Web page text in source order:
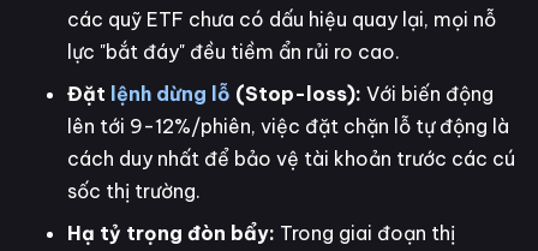
các quỹ ETF chưa có dấu hiệu quay lại, mọi nỗ
lực "bắt đáy" đều tiềm ẩn rủi ro cao.
Đặt lệnh dừng lỗ (Stop-loss): Với biến động
lên tới 9-12%/phiên, việc đặt chặn lỗ tự động là
cách duy nhất để bảo vệ tài khoản trước các cú
sốc thị trường.
Hạ tỷ trọng đòn bẩy: Trong giai đoạn thị